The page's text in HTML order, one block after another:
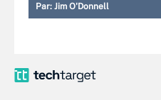
Par: Jim O'Donnell